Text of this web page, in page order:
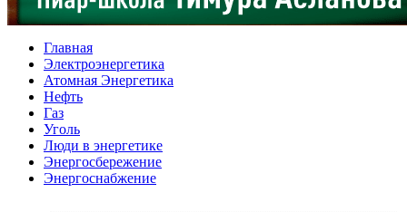
Главная
Электроэнергетика
Атомная Энергетика
Нефть
Газ
Уголь
Люди в энергетике
Энергосбережение
Энергоснабжение